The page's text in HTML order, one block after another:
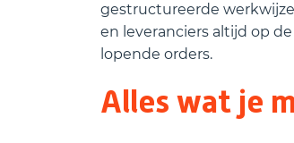
gestructureerde
en leveranciers altijd op
lopende orders.
Alles wat je